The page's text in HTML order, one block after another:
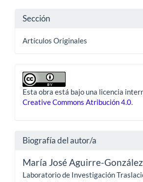
Sección
Artículos Originales
Esta obra está bajo una licencia
Creative Commons Atribución 4.0.
Biografía del autor/a
María José Aguirre-González
Laboratorio de Investigación